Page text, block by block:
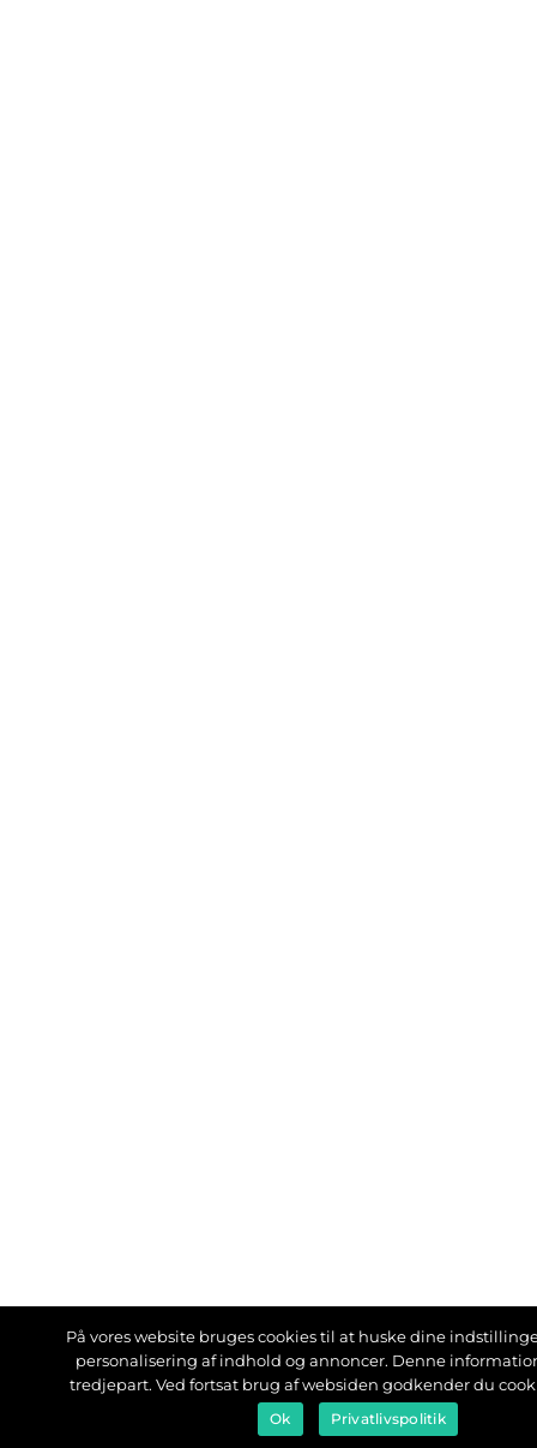
På vores website bruges cookies til at huske dine
personalisering af indhold og annoncer. Denne
tredjepart. Ved fortsat brug af websiden godkender du
Ok Privatlivspolitik